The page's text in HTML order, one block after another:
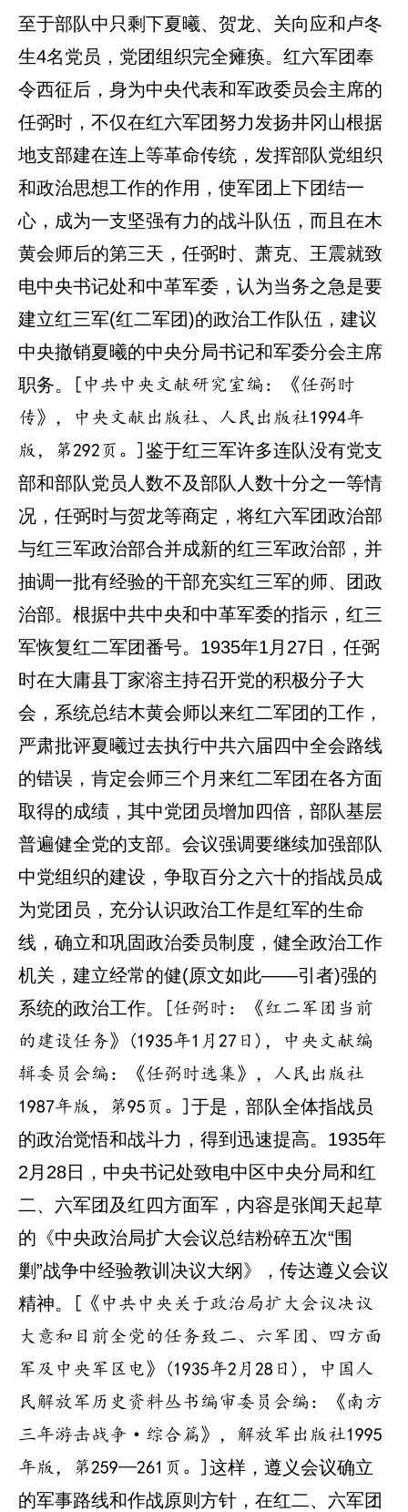
至于部队中只剩下夏曦、贺龙、关向应和卢冬
生4名党员，党团组织完全瘫痪。红六军团奉
令西征后，身为中央代表和军政委员会主席的
任弼时，不仅在红六军团努力发扬井冈山根据
地支部建在连上等革命传统，发挥部队党组织
和政治思想工作的作用，使军团上下团结一
心，成为一支坚强有力的战斗队伍，而且在木
黄会师后的第三天，任弼时、萧克、王震就致
电中央书记处和中革军委，认为当务之急是要
建立红三军(红二军团)的政治工作队伍，建议
中央撤销夏曦的中央分局书记和军委分会主席
职务。
[中共中央文献研究室编：《任弼时
传》，中央文献出版社、人民出版社1994年
版，第292页。] 鉴于红三军许多连队没有党支
部和部队党员人数不及部队人数十分之一等情
况，任弼时与贺龙等商定，将红六军团政治部
与红三军政治部合并成新的红三军政治部，并
抽调一批有经验的干部充实红三军的师、团政
治部。根据中共中央和中革军委的指示，红三
军恢复红二军团番号。1935年1月27日，任弼
时在大庸县丁家溶主持召开党的积极分子大
会，系统总结木黄会师以来红二军团的工作，
严肃批评夏曦过去执行中共六届四中全会路线
的错误，肯定会师三个月来红二军团在各方面
取得的成绩，其中党团员增加四倍，部队基层
普遍健全党的支部。会议强调要继续加强部队
中党组织的建设，争取百分之六十的指战员成
为党团员，充分认识政治工作是红军的生命
线，确立和巩固政治委员制度，健全政治工作
机关，建立经常的健(原文如此——引者)强的
系统的政治工作。
[任弼时：《红二军团当前
的建设任务》(1935年1月27日)，中央文献编
辑委员会编：《任弼时选集》，人民出版社
1987年版，第95页。] 于是，部队全体指战员
的政治觉悟和战斗力，得到迅速提高。1935年
2月28日，中央书记处致电中区中央分局和红
二、六军团及红四方面军，内容是张闻天起草
的《中央政治局扩大会议总结粉碎五次“围
剿”战争中经验教训决议大纲》，传达遵义会议
精神。
[《中共中央关于政治局扩大会议决议
大意和目前全党的任务致二、六军团、四方面
军及中央军区电》(1935年2月28日)，中国人
民解放军历史资料丛书编审委员会编：《南方
三年游击战争·综合篇》，解放军出版社1995
年版，第259—261页。] 这样，遵义会议确立
的军事路线和作战原则方针，在红二、六军团